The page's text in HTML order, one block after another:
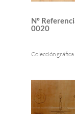
Nº
0020
Colección